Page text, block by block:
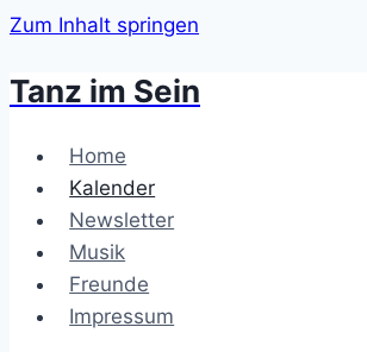
Zum Inhalt springen
Tanz im Sein
Home
Kalender
Newsletter
Musik
Freunde
Impressum